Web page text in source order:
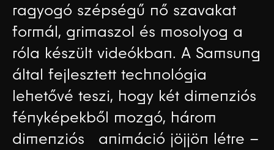
ragyogó szépségű nő szavakat
formál, grimaszol és mosolyog a
róla készült videókban. A Samsung
által fejlesztett technológia
lehetővé teszi, hogy két dimenziós
fényképekből mozgó, három
dimenziós animáció jöjjön létre –